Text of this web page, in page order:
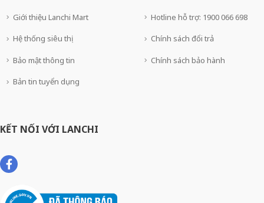
Giới thiệu Lanchi Mart
Hệ thống siêu thị
Bảo mật thông tin
Bản tin tuyển dụng
Hotline hỗ trợ: 1900 066 698
Chính sách đổi trả
Chính sách bảo hành
KẾT NỐI VỚI LANCHI